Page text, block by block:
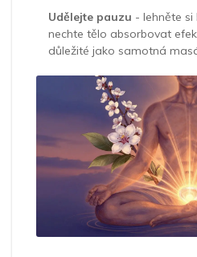
Udělejte pauzu - lehněte si
nechte tělo absorbovat
důležité jako samotná